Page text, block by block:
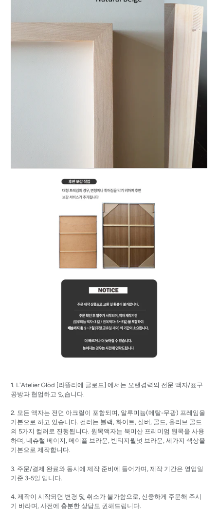
1. L'Atelier Glöd [라뜰리에 글로드] 에서는 오랜경력의 전문 액자/표구
공방과 협업하고 있습니다.
2. 모든 액자는 전면 아크릴이 포함되며, 알루미늄(메탈-무광) 프레임을
기본으로 하고 있습니다. 컬러는 블랙, 화이트, 실버, 골드, 올리브 골드
의 5가지 컬러로 진행됩니다. 원목액자는 북미산 프리미엄 원목을 사용
하며, 네츄럴 베이지, 메이플 브라운, 빈티지월넛 브라운, 세가지 색상을
기본으로 제작합니다.
3. 주문/결제 완료와 동시에 제작 준비에 들어가며, 제작 기간은 영업일
기준 3-5일 입니다.
4. 제작이 시작되면 변경 및 취소가 불가함으로, 신중하게 주문해 주시
기 바라며, 사전에 충분한 상담도 권해드립니다.